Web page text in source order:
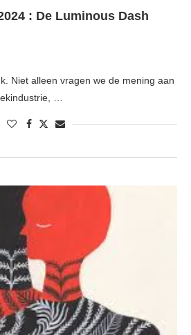
: De Luminous Dash
Niet alleen vragen we de mening aan
…